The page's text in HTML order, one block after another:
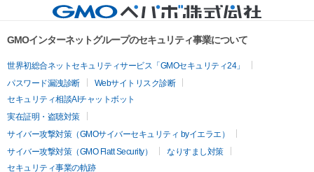
GMOインターネットグループのセキュリティ事業について
世界初総合ネットセキュリティサービス「GMOセキュリティ24」
パスワード漏洩診断
Webサイトリスク診断
セキュリティ相談AIチャットボット
実在証明・盗聴対策
サイバー攻撃対策（GMOサイバーセキュリティ byイエラエ）
サイバー攻撃対策（GMO Flatt Security）
なりすまし対策
セキュリティ事業の軌跡